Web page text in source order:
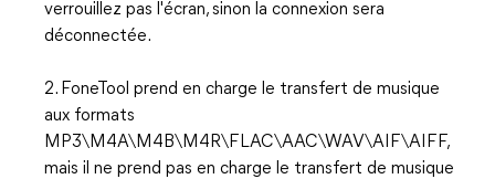
verrouillez pas l'écran, sinon la connexion sera
déconnectée.
2. FoneTool prend en charge le transfert de musique
aux formats
MP3\M4A\M4B\M4R\FLAC\AAC\WAV\AIF\AIFF,
mais il ne prend pas en charge le transfert de musique